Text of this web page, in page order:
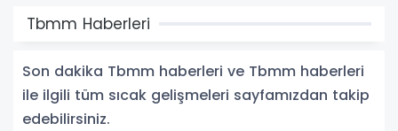
Tbmm Haberleri
Son dakika Tbmm haberleri ve Tbmm haberleri
ile ilgili tüm sıcak gelişmeleri sayfamızdan takip
edebilirsiniz.